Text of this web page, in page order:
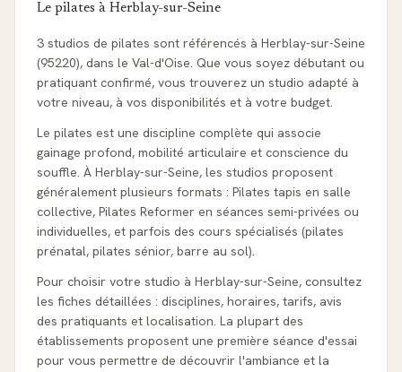
Le pilates à Herblay-sur-Seine
3 studios de pilates sont référencés à Herblay-sur-Seine
(95220), dans le Val-d'Oise. Que vous soyez débutant ou
pratiquant confirmé, vous trouverez un studio adapté à
votre niveau, à vos disponibilités et à votre budget.
Le pilates est une discipline complète qui associe
gainage profond, mobilité articulaire et conscience du
souffle. À Herblay-sur-Seine, les studios proposent
généralement plusieurs formats : Pilates tapis en salle
collective, Pilates Reformer en séances semi-privées ou
individuelles, et parfois des cours spécialisés (pilates
prénatal, pilates sénior, barre au sol).
Pour choisir votre studio à Herblay-sur-Seine, consultez
les fiches détaillées : disciplines, horaires, tarifs, avis
des pratiquants et localisation. La plupart des
établissements proposent une première séance d'essai
pour vous permettre de découvrir l'ambiance et la